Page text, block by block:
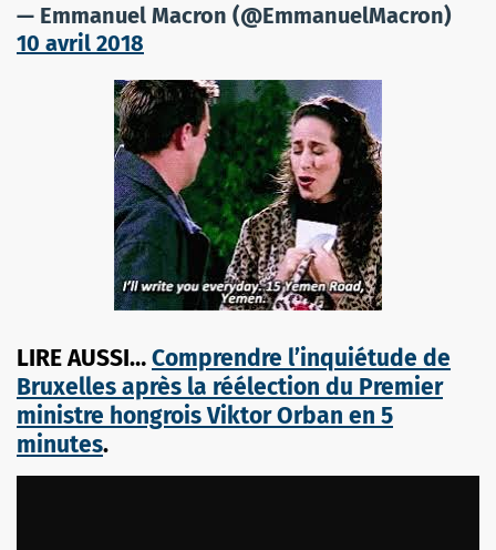
— Emmanuel Macron (@EmmanuelMacron)
10 avril 2018
LIRE AUSSI…Comprendre l’inquiétude de
Bruxelles après la réélection du Premier
ministre hongrois Viktor Orban en 5
minutes.